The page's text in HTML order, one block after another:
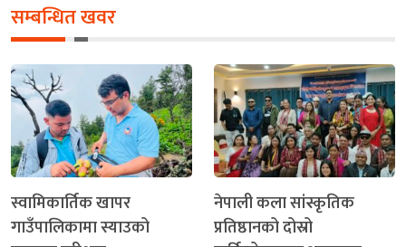
सम्बन्धित खवर
स्वामिकार्तिक खापर
गाउँपालिकामा स्याउको
नेपाली कला सांस्कृतिक
प्रतिष्ठानको दोस्रो